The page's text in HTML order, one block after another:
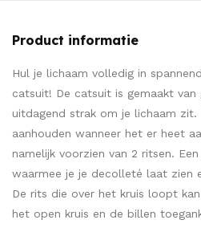
Product informatie
Hul je lichaam volledig in
catsuit! De catsuit is gemaakt
uitdagend strak om je lichaam zit.
aanhouden wanneer het er heet
namelijk voorzien van 2 ritsen.
waarmee je je decolleté laat zien
De rits die over het kruis loopt
het open kruis en de billen